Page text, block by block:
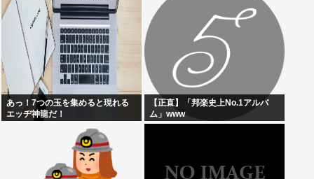
あっ！7つの玉を集めると現れる
エッヂ神龍だ！
【正直】「邦楽史上No.1アルバ
ム」www